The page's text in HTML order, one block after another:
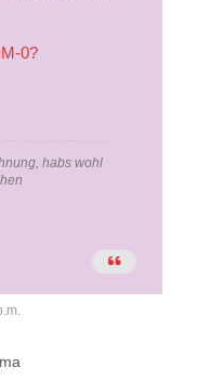
0?
habs wohl